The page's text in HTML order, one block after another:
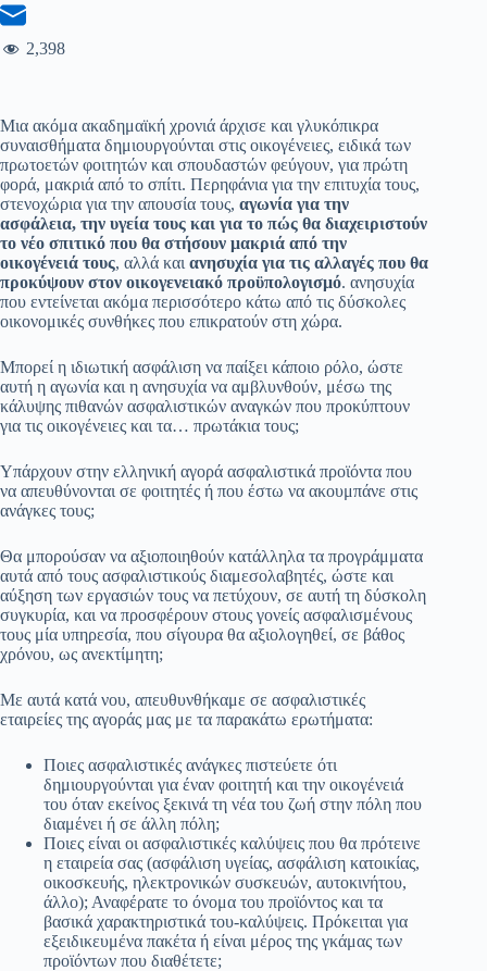
2,398
Μια ακόμα ακαδημαϊκή χρονιά άρχισε και γλυκόπικρα
συναισθήματα δημιουργούνται στις οικογένειες, ειδικά των
πρωτοετών φοιτητών και σπουδαστών φεύγουν, για πρώτη
φορά, μακριά από το σπίτι. Περηφάνια για την επιτυχία τους,
στενοχώρια για την απουσία τους, αγωνία για την
ασφάλεια, την υγεία τους και για το πώς θα διαχειριστούν
το νέο σπιτικό που θα στήσουν μακριά από την
οικογένειά τους, αλλά και ανησυχία για τις αλλαγές που θα
προκύψουν στον οικογενειακό προϋπολογισμό. ανησυχία
που εντείνεται ακόμα περισσότερο κάτω από τις δύσκολες
οικονομικές συνθήκες που επικρατούν στη χώρα.
Μπορεί η ιδιωτική ασφάλιση να παίξει κάποιο ρόλο, ώστε
αυτή η αγωνία και η ανησυχία να αμβλυνθούν, μέσω της
κάλυψης πιθανών ασφαλιστικών αναγκών που προκύπτουν
για τις οικογένειες και τα… πρωτάκια τους;
Υπάρχουν στην ελληνική αγορά ασφαλιστικά προϊόντα που
να απευθύνονται σε φοιτητές ή που έστω να ακουμπάνε στις
ανάγκες τους;
Θα μπορούσαν να αξιοποιηθούν κατάλληλα τα προγράμματα
αυτά από τους ασφαλιστικούς διαμεσολαβητές, ώστε και
αύξηση των εργασιών τους να πετύχουν, σε αυτή τη δύσκολη
συγκυρία, και να προσφέρουν στους γονείς ασφαλισμένους
τους μία υπηρεσία, που σίγουρα θα αξιολογηθεί, σε βάθος
χρόνου, ως ανεκτίμητη;
Με αυτά κατά νου, απευθυνθήκαμε σε ασφαλιστικές
εταιρείες της αγοράς μας με τα παρακάτω ερωτήματα:
Ποιες ασφαλιστικές ανάγκες πιστεύετε ότι
δημιουργούνται για έναν φοιτητή και την οικογένειά
του όταν εκείνος ξεκινά τη νέα του ζωή στην πόλη που
διαμένει ή σε άλλη πόλη;
Ποιες είναι οι ασφαλιστικές καλύψεις που θα πρότεινε
η εταιρεία σας (ασφάλιση υγείας, ασφάλιση κατοικίας,
οικοσκευής, ηλεκτρονικών συσκευών, αυτοκινήτου,
άλλο); Αναφέρατε το όνομα του προϊόντος και τα
βασικά χαρακτηριστικά του-καλύψεις. Πρόκειται για
εξειδικευμένα πακέτα ή είναι μέρος της γκάμας των
προϊόντων που διαθέτετε;